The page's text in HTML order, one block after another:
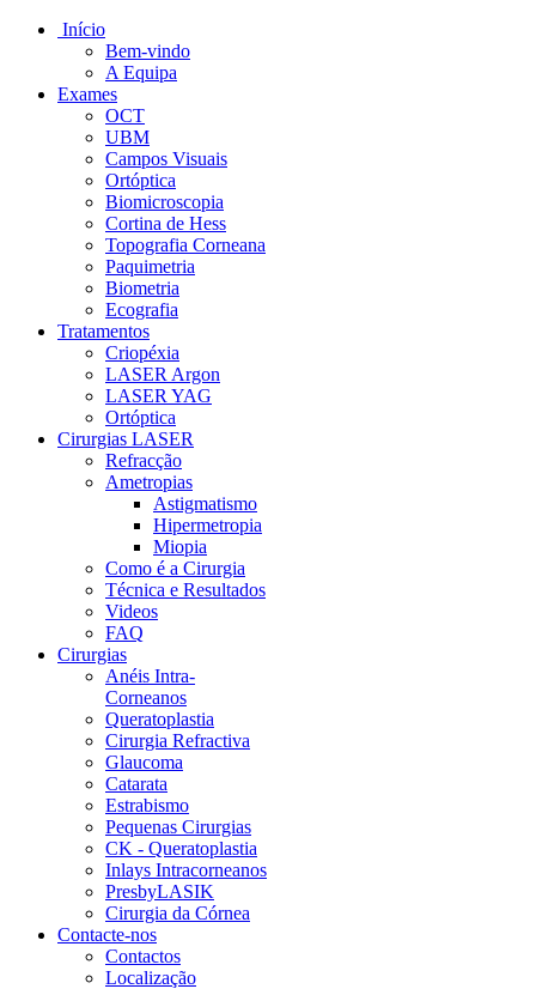
Início
Bem-vindo
A Equipa
Exames
OCT
UBM
Campos Visuais
Ortóptica
Biomicroscopia
Cortina de Hess
Topografia Corneana
Paquimetria
Biometria
Ecografia
Tratamentos
Criopéxia
LASER Argon
LASER YAG
Ortóptica
Cirurgias LASER
Refracção
Ametropias
Astigmatismo
Hipermetropia
Miopia
Como é a Cirurgia
Técnica e Resultados
Videos
FAQ
Cirurgias
Anéis Intra-
Corneanos
Queratoplastia
Cirurgia Refractiva
Glaucoma
Catarata
Estrabismo
Pequenas Cirurgias
CK - Queratoplastia
Inlays Intracorneanos
PresbyLASIK
Cirurgia da Córnea
Contacte-nos
Contactos
Localização